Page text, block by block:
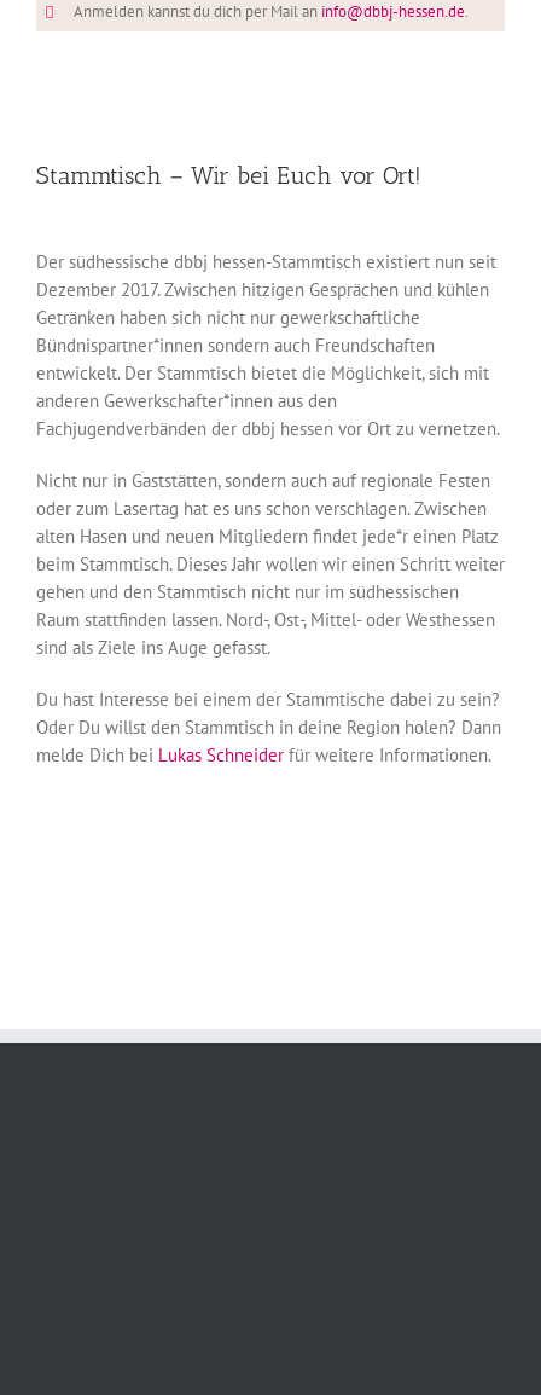
Anmelden kannst du dich per Mail an info@dbbj-hessen.de.
Stammtisch – Wir bei Euch vor Ort!
Der südhessische dbbj hessen-Stammtisch existiert nun seit
Dezember 2017. Zwischen hitzigen Gesprächen und kühlen
Getränken haben sich nicht nur gewerkschaftliche
Bündnispartner*innen sondern auch Freundschaften
entwickelt. Der Stammtisch bietet die Möglichkeit, sich mit
anderen Gewerkschafter*innen aus den
Fachjugendverbänden der dbbj hessen vor Ort zu vernetzen.
Nicht nur in Gaststätten, sondern auch auf regionale Festen
oder zum Lasertag hat es uns schon verschlagen. Zwischen
alten Hasen und neuen Mitgliedern findet jede*r einen Platz
beim Stammtisch. Dieses Jahr wollen wir einen Schritt weiter
gehen und den Stammtisch nicht nur im südhessischen
Raum stattfinden lassen. Nord-, Ost-, Mittel- oder Westhessen
sind als Ziele ins Auge gefasst.
Du hast Interesse bei einem der Stammtische dabei zu sein?
Oder Du willst den Stammtisch in deine Region holen? Dann
melde Dich bei Lukas Schneider für weitere Informationen.